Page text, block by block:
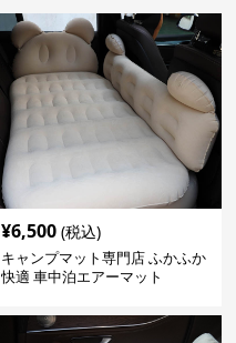
¥6,500 (税込)
キャンプマット専門店 ふかふか
快適 車中泊エアーマット